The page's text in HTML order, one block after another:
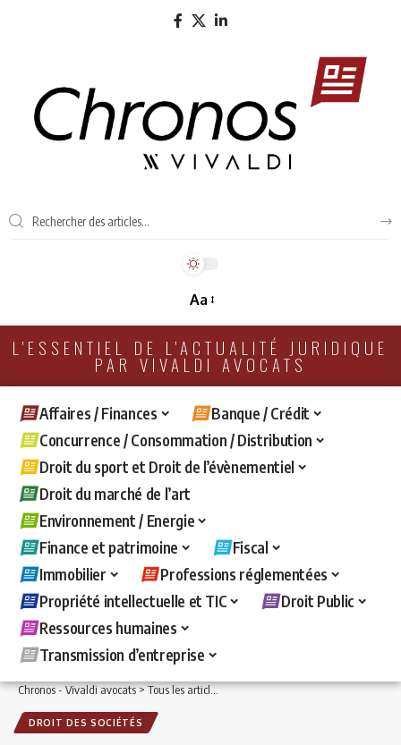
Aa
L'ESSENTIEL DE L'ACTUALITÉ JURIDIQUE
PAR VIVALDI AVOCATS
Affaires / Finances
Banque / Crédit
Concurrence / Consommation / Distribution
Droit du sport et Droit de l’évènementiel
Droit du marché de l’art
Environnement / Energie
Finance et patrimoine
Fiscal
Immobilier
Professions réglementées
Propriété intellectuelle et TIC
Droit Public
Ressources humaines
Transmission d’entreprise
Chronos - Vivaldi avocats>Tous les articles >Affaires / Finances>Droit des
DROIT DES SOCIÉTÉS